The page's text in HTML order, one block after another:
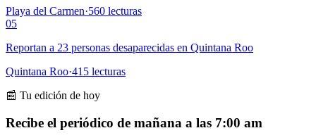
Playa del Carmen·560 lecturas
05
Reportan a 23 personas desaparecidas en Quintana Roo
Quintana Roo·415 lecturas
📰 Tu edición de hoy
Recibe el periódico de mañana a las 7:00 am